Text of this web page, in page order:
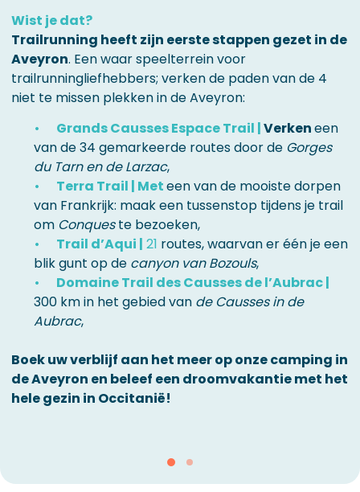
Wist je dat?
Trailrunning heeft zijn eerste stappen gezet in de
Aveyron. Een waar speelterrein voor
trailrunningliefhebbers; verken de paden van de 4
niet te missen plekken in de Aveyron:
Grands Causses Espace Trail |Verkeneen
van de 34 gemarkeerde routes door de Gorges
du Tarn en de Larzac,
Terra Trail | Meteen van de mooiste dorpen
van Frankrijk: maak een tussenstop tijdens je trail
om Conqueste bezoeken,
Trail d’Aqui | 21 routes, waarvan er één je een
blik gunt op de canyon van Bozouls,
Domaine Trail des Causses de l’Aubrac |
300 km in het gebied van de Causses in de
Aubrac,
Boek uw verblijf aan het meer op onze camping in
de Aveyron en beleef een droomvakantie met het
hele gezin in Occitanië!